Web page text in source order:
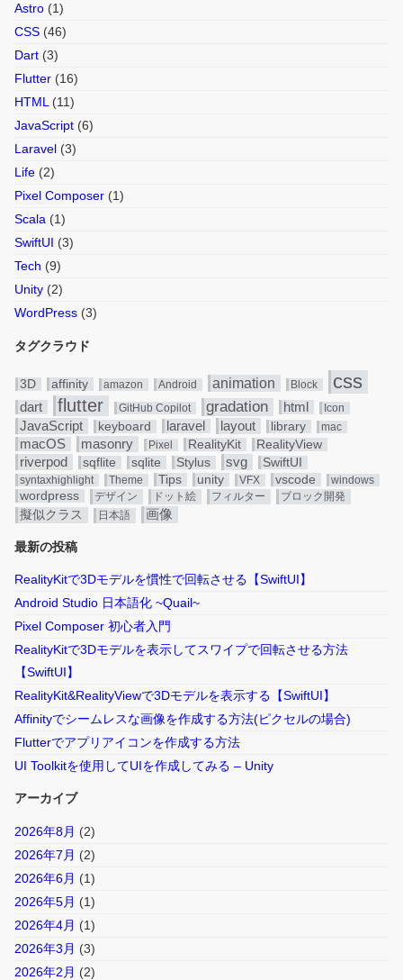
Astro (1)
CSS (46)
Dart (3)
Flutter (16)
HTML(11)
JavaScript (6)
Laravel (3)
Life (2)
Pixel Composer (1)
Scala (1)
SwiftUI (3)
Tech (9)
Unity (2)
WordPress (3)
タグクラウド
3D affinity amazon Android animation Block css
dart flutter GitHub Copilot gradation html Icon
JavaScript keyboard laravel layout library mac
macOS masonry Pixel RealityKit RealityView
riverpod sqflite sqlite Stylus svg SwiftUI
syntaxhighlight Theme Tips unity VFX vscode windows
wordpress デザイン ドット絵 フィルター ブロック開発
擬似クラス 日本語 画像
最新の投稿
RealityKitで3Dモデルを慣性で回転させる【SwiftUI】
Android Studio 日本語化 ~Quail~
Pixel Composer 初心者入門
RealityKitで3Dモデルを表示してスワイプで回転させる方法
【SwiftUI】
RealityKit&RealityViewで3Dモデルを表示する【SwiftUI】
Affinityでシームレスな画像を作成する方法(ピクセルの場合)
Flutterでアプリアイコンを作成する方法
UI Toolkitを使用してUIを作成してみる – Unity
アーカイブ
2026年8月 (2)
2026年7月 (2)
2026年6月 (1)
2026年5月 (1)
2026年4月 (1)
2026年3月 (3)
2026年2月 (2)